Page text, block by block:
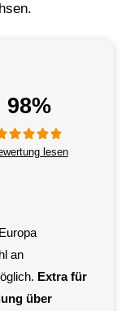
an
Extra für
über
98%
lesen